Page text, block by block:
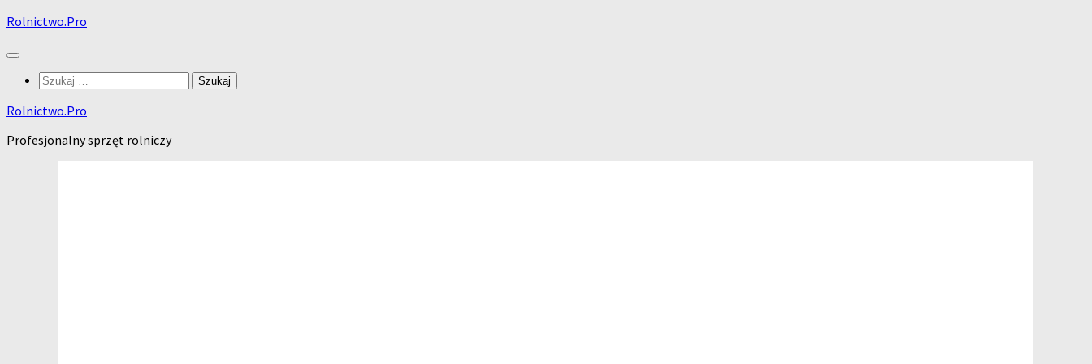
Skip
content
Rolnictwo.Pro
Szukaj:
Rolnictwo.Pro
Profesjonalny sprzęt rolniczy